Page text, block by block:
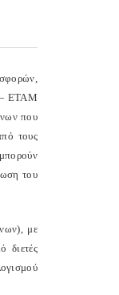
— ΕΤΑΜ
που
τους
του
με
διετές